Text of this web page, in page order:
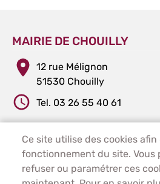
MAIRIE DE CHOUILLY
12 rue Mélignon
51530 Chouilly
Tel. 03 26 55 40 61
Ce site utilise des cookies
fonctionnement du site. Vous
refuser ou paramétrer ces
PIED DE PAGE - CHOUILLY
ACCUEIL
CONTACT